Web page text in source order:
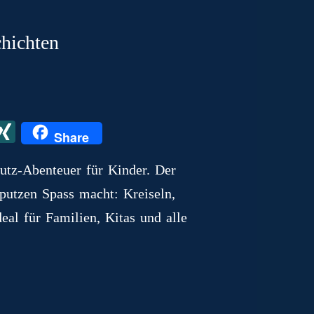
X
N
G
Share
für Kinder. Der
Spass macht: Kreiseln,
für Familien, Kitas und alle